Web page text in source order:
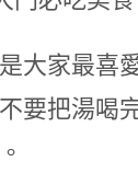
大家最喜
要把湯喝